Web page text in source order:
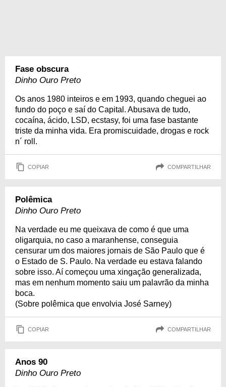
Fase obscura
Dinho Ouro Preto
Os anos 1980 inteiros e em 1993, quando cheguei ao
fundo do poço e saí do Capital. Abusava de tudo,
cocaína, ácido, LSD, ecstasy, foi uma fase bastante
triste da minha vida. Era promiscuidade, drogas e rock
n´ roll.
COPIAR COMPARTILHAR
Polêmica
Dinho Ouro Preto
Na verdade eu me queixava de como é que uma
oligarquia, no caso a maranhense, conseguia
censurar um dos maiores jornais de São Paulo que é
o Estado de S. Paulo. Na verdade eu estava falando
sobre isso. Aí começou uma xingação generalizada,
mas em nenhum momento saiu um palavrão da minha
boca.
(Sobre polêmica que envolvia José Sarney)
COPIAR COMPARTILHAR
Anos 90
Dinho Ouro Preto